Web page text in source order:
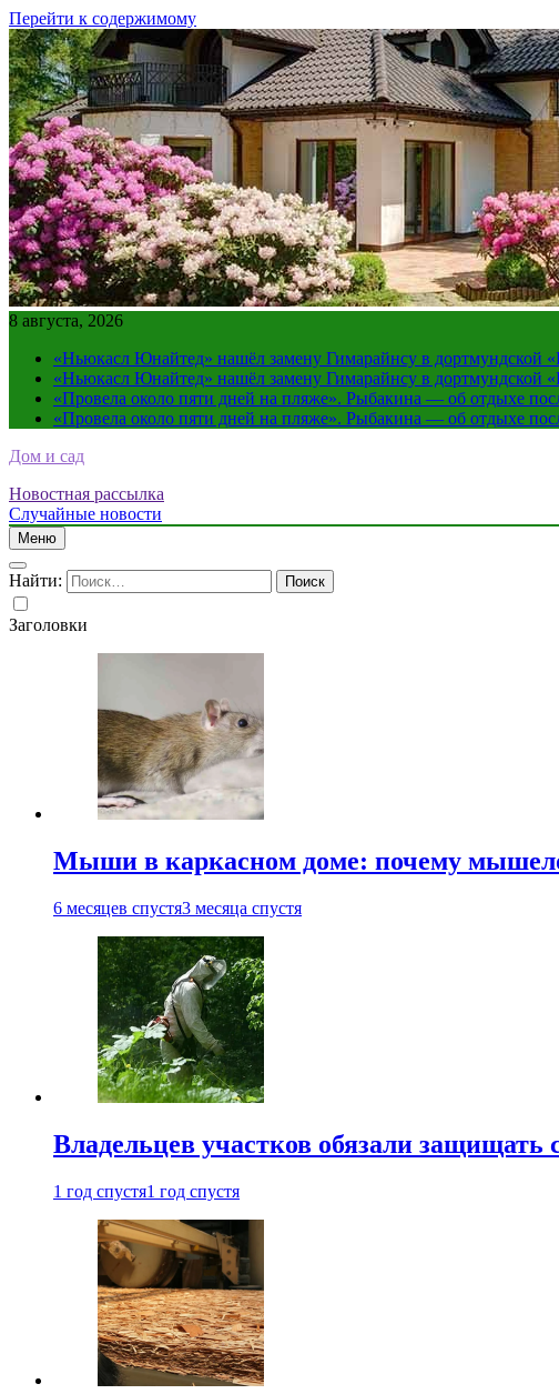
Перейти к содержимому
8 августа, 2026
«Ньюкасл Юнайтед» нашёл замену Гимарайнсу в дортмундской
«Ньюкасл Юнайтед» нашёл замену Гимарайнсу в дортмундской
«Провела около пяти дней на пляже». Рыбакина — об отдыхе
«Провела около пяти дней на пляже». Рыбакина — об отдыхе
Дом и сад
Новостная рассылка
Случайные новости
Меню
Найти:
Заголовки
Мыши в каркасном доме: почему
6 месяцев спустя3 месяца спустя
Владельцев участков обязали
1 год спустя1 год спустя